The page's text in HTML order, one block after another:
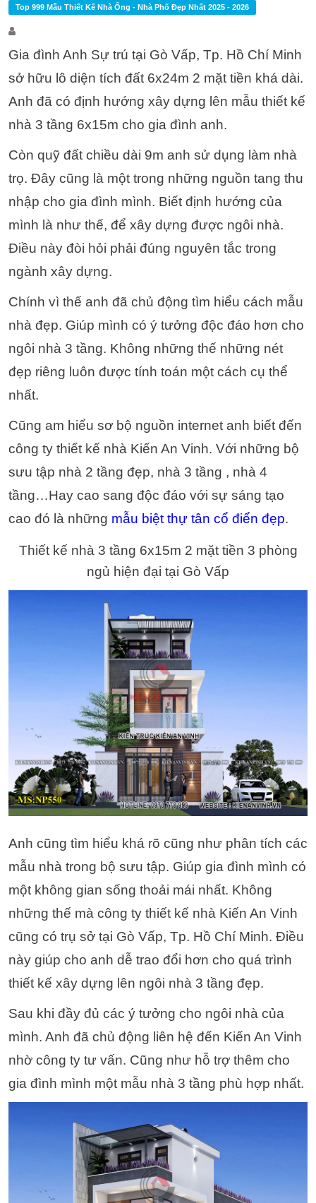
Top 999 Mẫu Thiết Kế Nhà Ống - Nhà Phố Đẹp Nhất 2025 - 2026
Gia đình Anh Sự trú tại Gò Vấp, Tp. Hồ Chí Minh
sở hữu lô diện tích đất 6x24m 2 mặt tiền khá dài.
Anh đã có định hướng xây dựng lên mẫu thiết kế
nhà 3 tầng 6x15m cho gia đình anh.
Còn quỹ đất chiều dài 9m anh sử dụng làm nhà
trọ. Đây cũng là một trong những nguồn tang thu
nhập cho gia đình mình. Biết định hướng của
mình là như thế, để xây dựng được ngôi nhà.
Điều này đòi hỏi phải đúng nguyên tắc trong
ngành xây dựng.
Chính vì thế anh đã chủ động tìm hiểu cách mẫu
nhà đẹp. Giúp mình có ý tưởng độc đáo hơn cho
ngôi nhà 3 tầng. Không những thế những nét
đẹp riêng luôn được tính toán một cách cụ thể
nhất.
Cũng am hiểu sơ bộ nguồn internet anh biết đến
công ty thiết kế nhà Kiến An Vinh. Với những bộ
sưu tập nhà 2 tầng đẹp, nhà 3 tầng , nhà 4
tầng…Hay cao sang độc đáo với sự sáng tạo
cao đó là những mẫu biệt thự tân cổ điển đẹp.
Thiết kế nhà 3 tầng 6x15m 2 mặt tiền 3 phòng
ngủ hiện đại tại Gò Vấp
Anh cũng tìm hiểu khá rõ cũng như phân tích các
mẫu nhà trong bộ sưu tập. Giúp gia đình mình có
một không gian sống thoải mái nhất. Không
những thế mà công ty thiết kế nhà Kiến An Vinh
cũng có trụ sở tại Gò Vấp, Tp. Hồ Chí Minh. Điều
này giúp cho anh dễ trao đổi hơn cho quá trình
thiết kế xây dựng lên ngôi nhà 3 tầng đẹp.
Sau khi đầy đủ các ý tưởng cho ngôi nhà của
mình. Anh đã chủ động liên hệ đến Kiến An Vinh
nhờ công ty tư vấn. Cũng như hỗ trợ thêm cho
gia đình mình một mẫu nhà 3 tầng phù hợp nhất.